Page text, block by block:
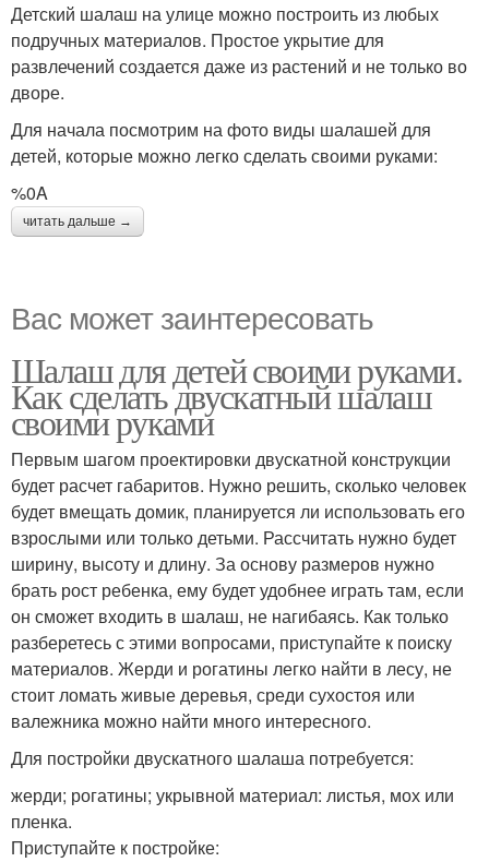
Детский шалаш на улице можно построить из любых
подручных материалов. Простое укрытие для
развлечений создается даже из растений и не только во
дворе.
Для начала посмотрим на фото виды шалашей для
детей, которые можно легко сделать своими руками:
%0A
читать дальше →
Вас может заинтересовать
Шалаш для детей своими руками.
Как сделать двускатный шалаш
своими руками
Первым шагом проектировки двускатной конструкции
будет расчет габаритов. Нужно решить, сколько человек
будет вмещать домик, планируется ли использовать его
взрослыми или только детьми. Рассчитать нужно будет
ширину, высоту и длину. За основу размеров нужно
брать рост ребенка, ему будет удобнее играть там, если
он сможет входить в шалаш, не нагибаясь. Как только
разберетесь с этими вопросами, приступайте к поиску
материалов. Жерди и рогатины легко найти в лесу, не
стоит ломать живые деревья, среди сухостоя или
валежника можно найти много интересного.
Для постройки двускатного шалаша потребуется:
жерди; рогатины; укрывной материал: листья, мох или
пленка.
Приступайте к постройке: